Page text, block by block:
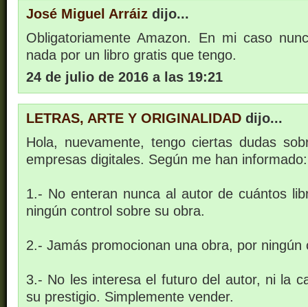
José Miguel Arráiz dijo...
Obligatoriamente Amazon. En mi caso
nada por un libro gratis que tengo.
24 de julio de 2016 a las 19:21
LETRAS, ARTE Y ORIGINALIDAD dijo...
Hola, nuevamente, tengo ciertas dudas
empresas digitales. Según me han informado:
1.- No enteran nunca al autor de cuántos
ningún control sobre su obra.
2.- Jamás promocionan una obra, por ningún
3.- No les interesa el futuro del autor, ni la
su prestigio. Simplemente vender.